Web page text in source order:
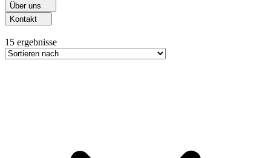
Über uns
Kontakt
15 ergebnisse